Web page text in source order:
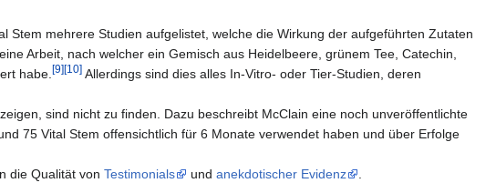
mehrere Studien aufgelistet, welche die Wirkung der aufgeführten Zutaten
Arbeit, nach welcher ein Gemisch aus Heidelbeere, grünem Tee, Catechin,
habe.[9][10] Allerdings sind dies alles In-Vitro- oder Tier-Studien, deren
sind nicht zu finden. Dazu beschreibt McClain eine noch unveröffentlichte
75 Vital Stem offensichtlich für 6 Monate verwendet haben und über Erfolge
die Qualität von Testimonials und anekdotischer Evidenz .